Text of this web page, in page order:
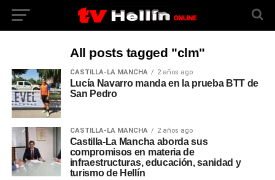
All posts tagged "clm"
CASTILLA-LA MANCHA 2 años ago
Lucía Navarro manda en la prueba BTT de
San Pedro
CASTILLA-LA MANCHA 2 años ago
Castilla-La Mancha aborda sus
compromisos en materia de
infraestructuras, educación, sanidad y
turismo de Hellín